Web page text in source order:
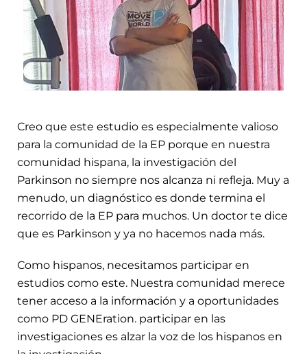
Creo que este estudio es especialmente valioso
para la comunidad de la EP porque en nuestra
comunidad hispana, la investigación del
Parkinson no siempre nos alcanza ni refleja. Muy a
menudo, un diagnóstico es donde termina el
recorrido de la EP para muchos. Un doctor te dice
que es Parkinson y ya no hacemos nada más.
Como hispanos, necesitamos participar en
estudios como este. Nuestra comunidad merece
tener acceso a la información y a oportunidades
como PD GENEration. participar en las
investigaciones es alzar la voz de los hispanos en